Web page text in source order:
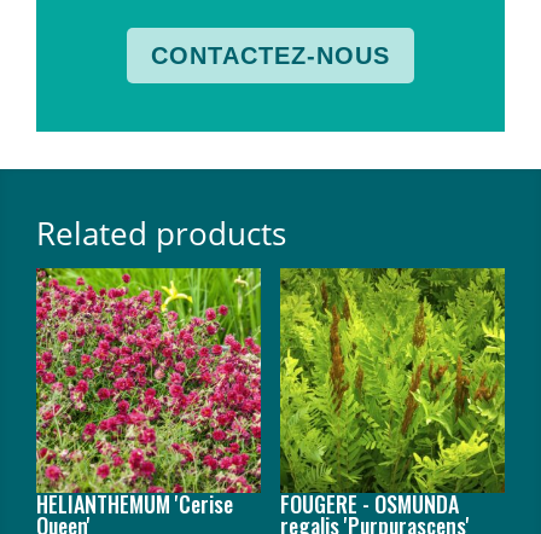
CONTACTEZ-NOUS
Related products
HELIANTHEMUM 'Cerise
Queen'
FOUGERE - OSMUNDA
regalis 'Purpurascens'